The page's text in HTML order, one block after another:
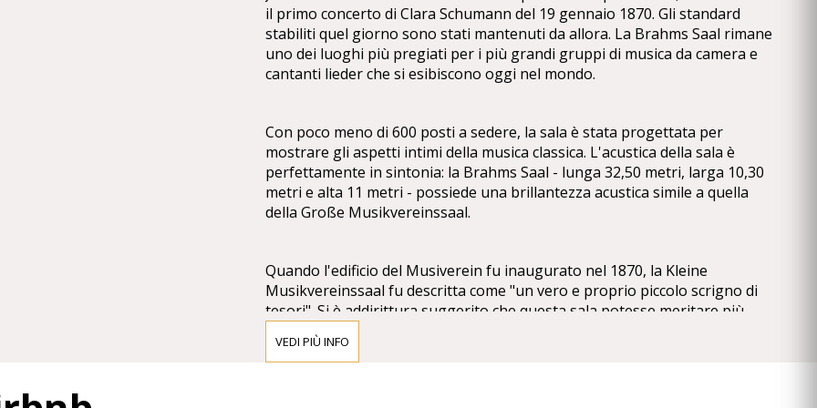
il primo concerto di Clara Schumann del 19 gennaio 1870. Gli standard
stabiliti quel giorno sono stati mantenuti da allora. La Brahms Saal rimane
uno dei luoghi più pregiati per i più grandi gruppi di musica da camera e
cantanti lieder che si esibiscono oggi nel mondo.
Con poco meno di 600 posti a sedere, la sala è stata progettata per
mostrare gli aspetti intimi della musica classica. L'acustica della sala è
perfettamente in sintonia: la Brahms Saal - lunga 32,50 metri, larga 10,30
metri e alta 11 metri - possiede una brillantezza acustica simile a quella
della Große Musikvereinssaal.
Quando l'edificio del Musiverein fu inaugurato nel 1870, la Kleine
Musikvereinssaal fu descritta come "un vero e proprio piccolo scrigno di
tesori". Si è addirittura suggerito che questa sala potesse meritare più
elogi e stupore della Große Musikvereinssaal: "Si potrebbe anche voler
assegnare il premio a questa sala per la sua tranquillità e la sua semplice
VEDI PIÙ INFO